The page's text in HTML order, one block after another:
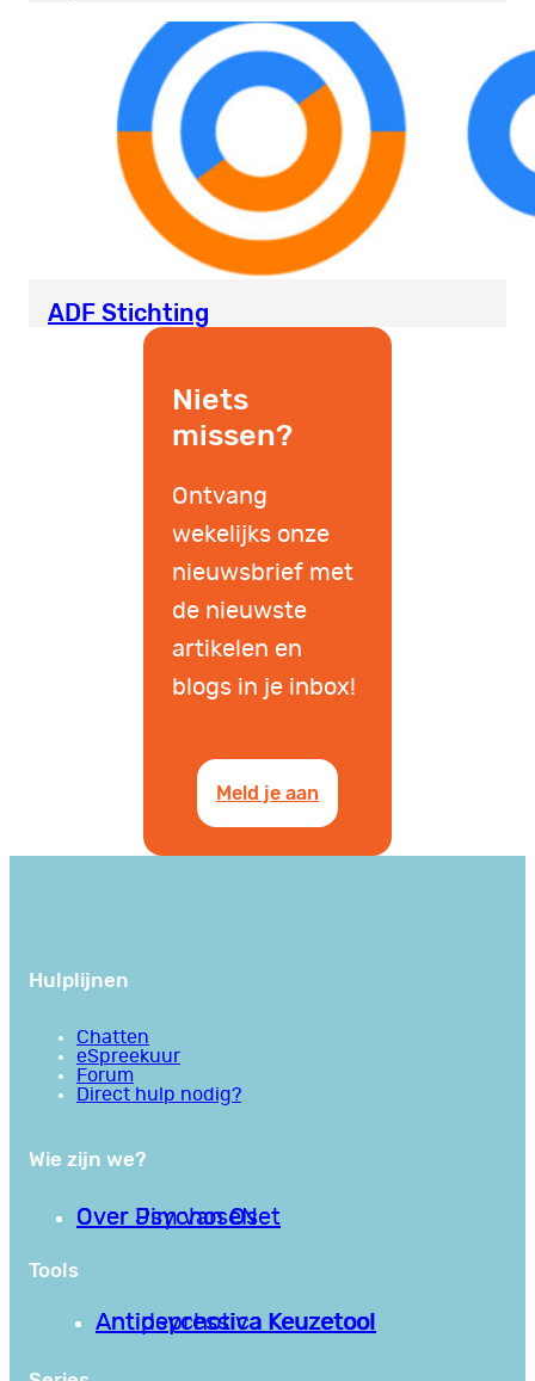
ADF Stichting
Niets
missen?
Ontvang
wekelijks onze
nieuwsbrief met
de nieuwste
artikelen en
blogs in je inbox!
Meld je aan
Hulplijnen
Chatten
eSpreekuur
Forum
Direct hulp nodig?
Wie zijn we?
Over PsychoseNet
Over Jim van Os
Tools
Antipsychotica Keuzetool
Antidepressiva Keuzetool